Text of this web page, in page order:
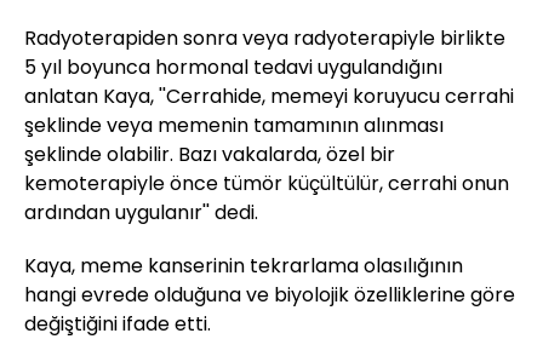
Radyoterapiden sonra veya radyoterapiyle birlikte
5 yıl boyunca hormonal tedavi uygulandığını
anlatan Kaya, ''Cerrahide, memeyi koruyucu cerrahi
şeklinde veya memenin tamamının alınması
şeklinde olabilir. Bazı vakalarda, özel bir
kemoterapiyle önce tümör küçültülür, cerrahi onun
ardından uygulanır'' dedi.
Kaya, meme kanserinin tekrarlama olasılığının
hangi evrede olduğuna ve biyolojik özelliklerine göre
değiştiğini ifade etti.